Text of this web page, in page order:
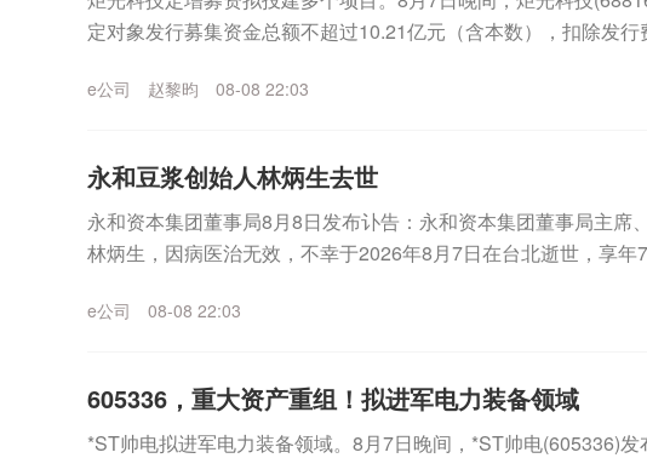
定对象发行募集资金总额不超过10.21亿元（含本数），扣除发行
e公司 赵黎昀 08-08 22:03
永和豆浆创始人林炳生去世
永和资本集团董事局8月8日发布讣告：永和资本集团董事局主席
林炳生，因病医治无效，不幸于2026年8月7日在台北逝世，享年
e公司 08-08 22:03
605336，重大资产重组！拟进军电力装备领域
*ST帅电拟进军电力装备领域。8月7日晚间，*ST帅电(605336)